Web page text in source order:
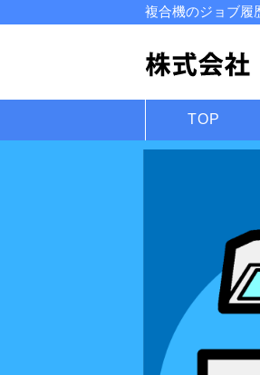
複合機のジョブ履
TOP